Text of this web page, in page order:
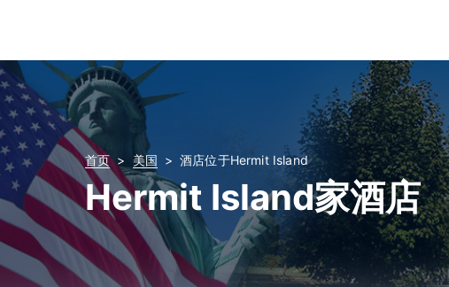
首页 美国 酒店位于Hermit Island
Hermit Island家酒店